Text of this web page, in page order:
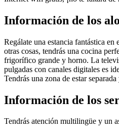
Información de los
Regálate una estancia fantástica en
otras cosas, tendrás una cocina
frigorífico grande y horno. La
pulgadas con canales digitales es
Tendrás una zona de estar
Información de los
Tendrás atención multilingüe y un